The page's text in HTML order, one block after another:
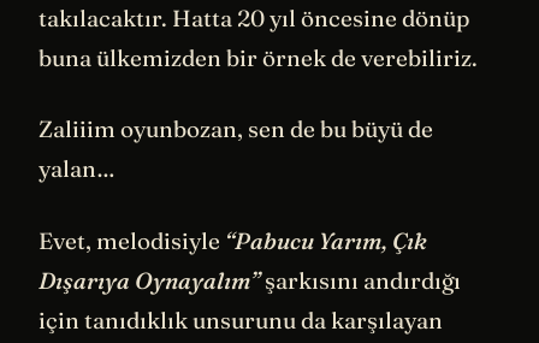
takılacaktır. Hatta 20 yıl öncesine dönüp
buna ülkemizden bir örnek de verebiliriz.
Zaliiim oyunbozan, sen de bu büyü de
yalan…
Evet, melodisiyle “Pabucu Yarım, Çık
Dışarıya Oynayalım”şarkısını andırdığı
için tanıdıklık unsurunu da karşılayan